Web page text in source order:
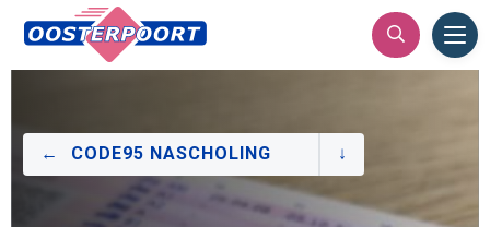
CODE95 NASCHOLING